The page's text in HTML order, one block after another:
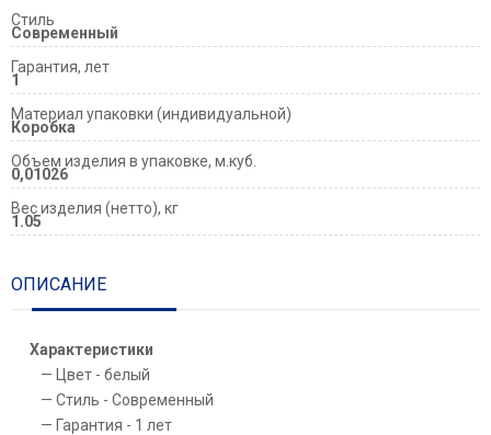
Стиль
Современный
Гарантия, лет
1
Материал упаковки (индивидуальной)
Коробка
Объем изделия в упаковке, м.куб.
0,01026
Вес изделия (нетто), кг
1.05
ОПИСАНИЕ
Характеристики
Цвет - белый
Стиль - Современный
Гарантия - 1 лет